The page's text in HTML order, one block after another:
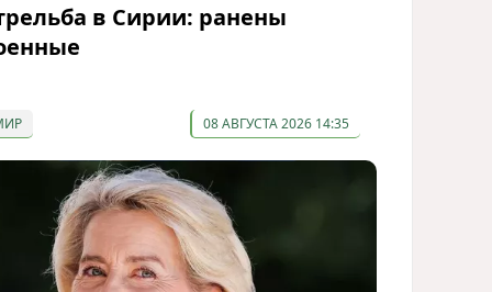
в Сирии: ранены
08 АВГУСТА 2026 14:35